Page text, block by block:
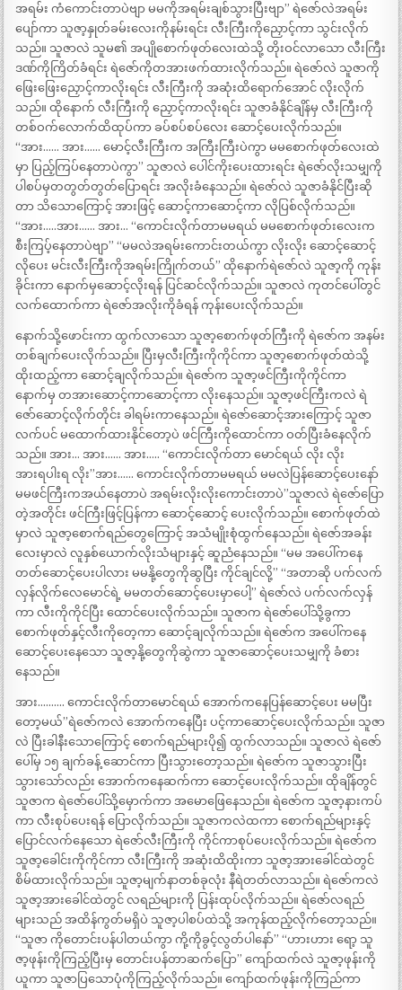
အရမ်း ကံကောင်းတာပဲဗျာ မမကိုအရမ်းချစ်သွားပြီးဗျာ” ရဲဇော်လဲအရမ်း
ပျော်ကာ သူဇာ့နှုတ်ခမ်းလေးကိုနမ်းရင်း လီးကြီးကိုညှောင့်ကာ သွင်းလိုက်
သည်။ သူဇာလဲ သူမ၏ အပျိုစောက်ဖုတ်လေးထဲသို့ တိုးဝင်လာသော လီးကြီး
ဒဏ်ကိုကြိတ်ခံရင်း ရဲဇော်ကိုတအားဖက်ထားလိုက်သည်။ ရဲဇော်လဲ သူဇာကို
ဖြေးဖြေးညှောင့်ကာလိုးရင်း လီးကြီးကို အဆုံးထိရောက်အောင် လိုးလိုက်
သည်။ ထိုနောက် လီးကြီးကို ညှောင့်ကာလိုးရင်း သူဇာခံနိုင်ချိန်မှ လီးကြီးကို
တစ်ဝက်လောက်ထိထုပ်ကာ ခပ်စပ်စပ်လေး ဆောင့်ပေးလိုက်သည်။
“အား…… အား…… မောင့်လီးကြီးက အကြီးကြီးပဲကွာ မမစောက်ဖုတ်လေးထဲ
မှာ ပြည့်ကြပ်နေတာပဲကွာ” သူဇာလဲ ပေါင်ကိုးပေးထားရင်း ရဲဇော်လိုးသမျှကို
ပါစပ်မှတတွတ်တွတ်ပြောရင်း အလိုးခံနေသည်။ ရဲဇော်လဲ သူဇာခံနိုင်ပြီးဆို
တာ သိသောကြောင့် အားဖြင့် ဆောင့်ကာဆောင့်ကာ လိုပြစ်လိုက်သည်။
“အား…..အား…… အား… “ကောင်းလိုက်တာမမရယ် မမစောက်ဖုတ်းလေးက
စီးကြပ့်နေတာပဲဗျာ” “မမလဲအရမ်းကောင်းတယ်ကွာ လိုးလိုး ဆောင့်ဆောင့်
လိုပေး မင်းလီးကြီးကိုအရမ်းကြိုက်တယ်” ထိုနောက်ရဲဇော်လဲ သူဇာ့ကို ကုန်း
ခိုင်းကာ နောက်မှဆောင့်လိုးရန် ပြင်ဆင်လိုက်သည်။ သူဇာလဲ ကုတင်ပေါ်တွင်
လက်ထောက်ကာ ရဲဇော်အလိုးကိုခံရန် ကုန်းပေးလိုက်သည်။
နောက်သို့ဖောင်းကာ ထွက်လာသော သူဇာ့စောက်ဖုတ်ကြီးကို ရဲဇော်က အနမ်း
တစ်ချက်ပေးလိုက်သည်။ ပြီးမှလီးကြီးကိုကိုင်ကာ သူဇာ့စောက်ဖုတ်ထဲသို့
ထိုးထည့်ကာ ဆောင့်ချလိုက်သည်။ ရဲဇော်က သူဇာ့ဖင်ကြီးကိုကိုင်ကာ
နောက်မှ တအားဆောင့်ကာဆောင့်ကာ လိုးနေသည်။ သူဇာ့ဖင်ကြီးကလဲ ရဲ
ဇော်ဆောင့်လိုက်တိုင်း ခါရမ်းကာနေသည်။ ရဲဇော်ဆောင့်အားကြောင့် သူဇာ
လက်ပင် မထောက်ထားနိုင်တော့ပဲ ဖင်ကြီးကိုထောင်ကာ ဝတ်ပြီးခံနေလိုက်
သည်။ အား… အား…… အား….. “ကောင်းလိုက်တာ မောင်ရယ် လိုး လိုး
အားရပါးရ လိုး”အား…… ကောင်းလိုက်တာမမရယ် မမလဲပြန်ဆောင့်ပေးနော်
မမဖင်ကြီးကအယ်နေတာပဲ အရမ်းလိုးလိုးကောင်းတာပဲ”သူဇာလဲ ရဲဇော်ပြော
တဲ့အတိုင်း ဖင်ကြီးဖြင့်ပြန်ကာ ဆောင့်ဆောင့် ပေးလိုက်သည်။ စောက်ဖုတ်ထဲ
မှာလဲ သူဇာ့စောက်ရည်တွေကြောင့် အသံမျိုးစုံထွက်နေသည်။ ရဲဇော်အခန်း
လေးမှာလဲ လူနှစ်ယောက်လိုးသံများနှင့် ဆူညံနေသည်။ “မမ အပေါ်ကနေ
တတ်ဆောင့်ပေးပါလား မမနို့တွေကိုဆွပြီး ကိုင်ချင်လို့” “အတာဆို ပက်လက်
လှန်လိုက်လေမောင်ရဲ့ မမတတ်ဆောင့်ပေးမှာပေါ့” ရဲဇော်လဲ ပက်လက်လှန်
ကာ လီးကိုကိုင်ပြီး ထောင်ပေးလိုက်သည်။ သူဇာက ရဲဇော်ပေါ်သို့ခွကာ
စောက်ဖုတ်နှင့်လီးကိုတေ့ကာ ဆောင့်ချလိုက်သည်။ ရဲဇော်က အပေါ်ကနေ
ဆောင့်ပေးနေသော သူဇာ့နို့တွေကိုဆွဲကာ သူဇာဆောင့်ပေးသမျှကို ခံစား
နေသည်။
အား………. ကောင်းလိုက်တာမောင်ရယ် အောက်ကနေပြန်ဆောင့်ပေး မမပြီး
တော့မယ်”ရဲဇော်ကလဲ အောက်ကနေပြီး ပင့်ကာဆောင့်ပေးလိုက်သည်။ သူဇာ
လဲ ပြီးခါနီးသောကြောင့် စောက်ရည်များပို၍ ထွက်လာသည်။ သူဇာလဲ ရဲဇော်
ပေါ်မှ ၁၅ ချက်ခန့် ဆောင်ကာ ပြီးသွားတော့သည်။ ရဲဇော်က သူဇာသွားပြီး
သွားသော်လည်း အောက်ကနေဆက်ကာ ဆောင့်ပေးလိုက်သည်။ ထိုချိန်တွင်
သူဇာက ရဲဇော်ပေါ်သို့မှောက်ကာ အမောဖြေနေသည်။ ရဲဇော်က သူဇာ့နားကပ်
ကာ လီးစုပ်ပေးရန် ပြောလိုက်သည်။ သူဇာကလဲထကာ စောက်ရည်များနှင့်
ပြောင်လက်နေသော ရဲဇော်လီးကြီးကို ကိုင်ကာစုပ်ပေးလိုက်သည်။ ရဲဇော်က
သူဇာ့ခေါင်းကိုကိုင်ကာ လီးကြီးကို အဆုံးထိထိုးကာ သူဇာ့အားခေါင်ထဲတွင်
စိမ်ထားလိုက်သည်။ သူဇာ့မျက်နာတစ်ခုလုံး နီရဲတတ်လာသည်။ ရဲဇော်ကလဲ
သူဇာ့အားခေါင်ထဲတွင် လရည်များကို ပြန်းထုပ်လိုက်သည်။ ရဲဇော်လရည်
များသည် အထိန်ကွတ်မရှိပဲ သူဇာ့ပါစပ်ထဲသို့ အကုန်ထည့်လိုက်တော့သည်။
“သူဇာ ကိုတောင်းပန်ပါတယ်ကွာ ကို့ကိုခွင့်လွတ်ပါနော်” “ဟားဟား ရော့ သူ
ဇာ့ဖုန်းကိုကြည့်ပြီးမှ တောင်းပန်တာဆက်ပြော” ကျော်ထက်လဲ သူဇာ့ဖုန်းကို
ယူကာ သူဇာပြသောပုံကိုကြည့်လိုက်သည်။ ကျော်ထက်ဖုန်းကိုကြည်ကာ